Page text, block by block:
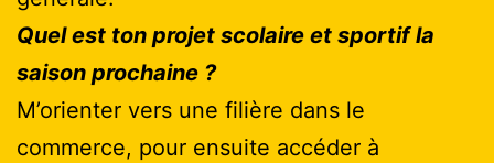
Quel est ton projet scolaire et sportif la
saison prochaine ?
M’orienter vers une filière dans le
commerce, pour ensuite accéder à